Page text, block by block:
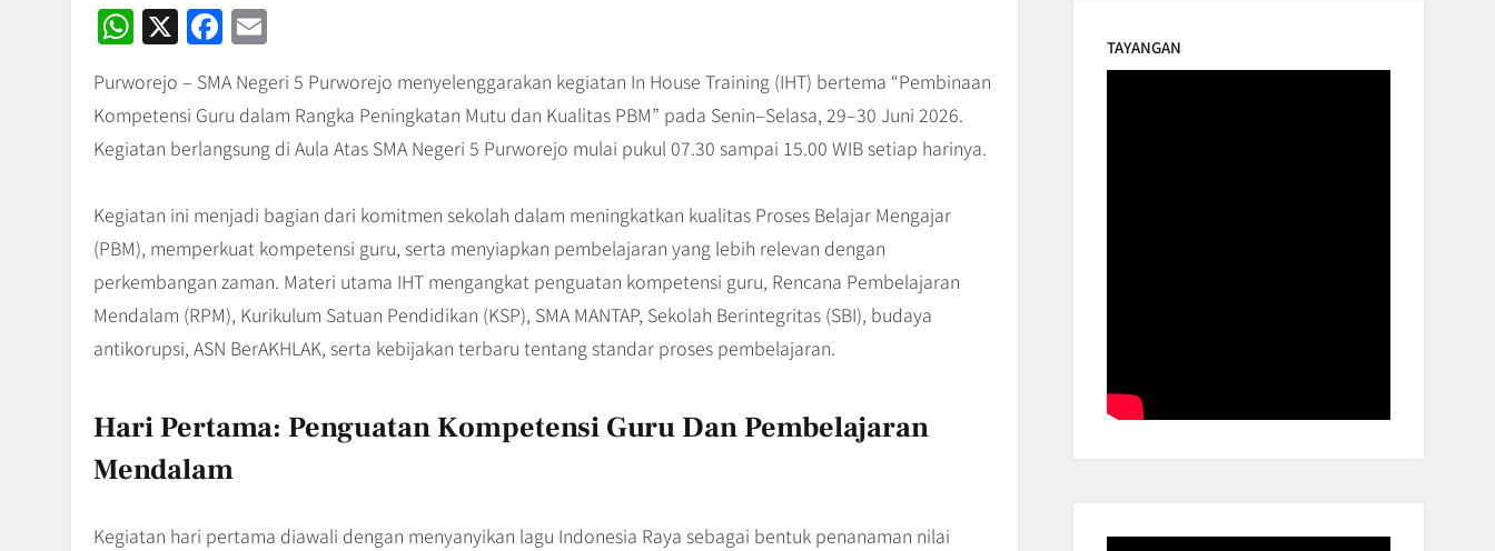
WhatsApp
X Facebook
Purworejo – SMA Negeri 5 Purworejo menyelenggarakan kegiatan In House Training (IHT) bertema “Pembinaan
Kompetensi Guru dalam Rangka Peningkatan Mutu dan Kualitas PBM” pada Senin–Selasa, 29–30 Juni 2026.
Kegiatan berlangsung di Aula Atas SMA Negeri 5 Purworejo mulai pukul 07.30 sampai 15.00 WIB setiap harinya.
Kegiatan ini menjadi bagian dari komitmen sekolah dalam meningkatkan kualitas Proses Belajar Mengajar
(PBM), memperkuat kompetensi guru, serta menyiapkan pembelajaran yang lebih relevan dengan
perkembangan zaman. Materi utama IHT mengangkat penguatan kompetensi guru, Rencana Pembelajaran
Mendalam (RPM), Kurikulum Satuan Pendidikan (KSP), SMA MANTAP, Sekolah Berintegritas (SBI), budaya
antikorupsi, ASN BerAKHLAK, serta kebijakan terbaru tentang standar proses pembelajaran.
Hari Pertama: Penguatan Kompetensi Guru Dan Pembelajaran
Mendalam
Kegiatan hari pertama diawali dengan menyanyikan lagu Indonesia Raya sebagai bentuk penanaman nilai
TAYANGAN